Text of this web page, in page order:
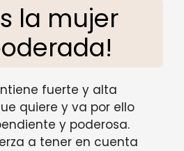
la mujer
fuerte y alta
quiere y va por ello
y poderosa.
a tener en cuenta